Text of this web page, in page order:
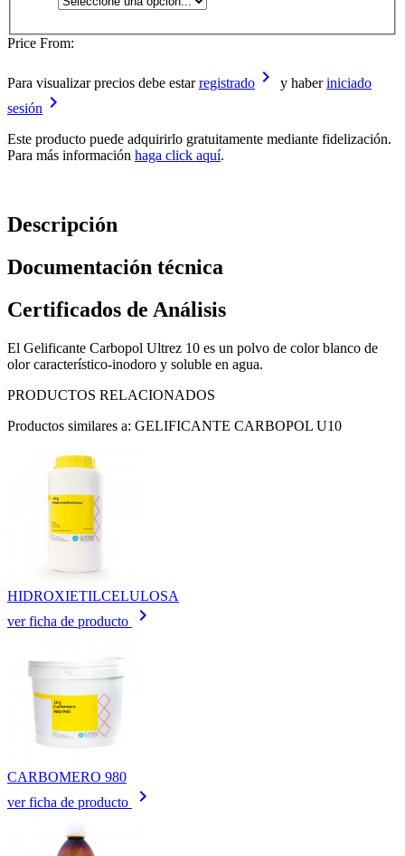
Price From:
Para visualizar precios debe estarregistrado keyboard_arrow_right y haberiniciado
sesión keyboard_arrow_right
Este producto puede adquirirlo gratuitamente mediante fidelización.
Para más información haga click aquí.
Descripción
Documentación técnica
Certificados de Análisis
El Gelificante Carbopol Ultrez 10 es un polvo de color blanco de
olor característico-inodoro y soluble en agua.
PRODUCTOS RELACIONADOS
Productos similares a: GELIFICANTE CARBOPOL U10
HIDROXIETILCELULOSA
ver ficha de producto
keyboard_arrow_right
CARBOMERO 980
ver ficha de producto
keyboard_arrow_right